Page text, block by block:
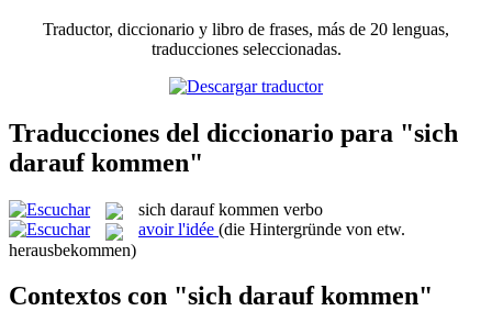
Traductor, diccionario y libro de frases, más de 20 lenguas,
traducciones seleccionadas.
Traducciones del diccionario para "sich
darauf kommen"
sich darauf kommen verbo
avoir l'idée (die Hintergründe von etw.
herausbekommen)
Contextos con "sich darauf kommen"